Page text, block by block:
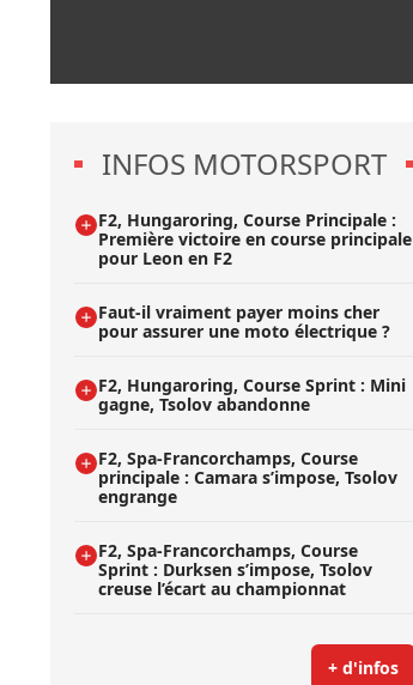
INFOS MOTORSPORT
F2, Hungaroring, Course Principale :
Première victoire en course principale
pour Leon en F2
Faut-il vraiment payer moins cher
pour assurer une moto électrique ?
F2, Hungaroring, Course Sprint : Mini
gagne, Tsolov abandonne
F2, Spa-Francorchamps, Course
principale : Camara s’impose, Tsolov
engrange
F2, Spa-Francorchamps, Course
Sprint : Durksen s’impose, Tsolov
creuse l’écart au championnat
+ d'infos